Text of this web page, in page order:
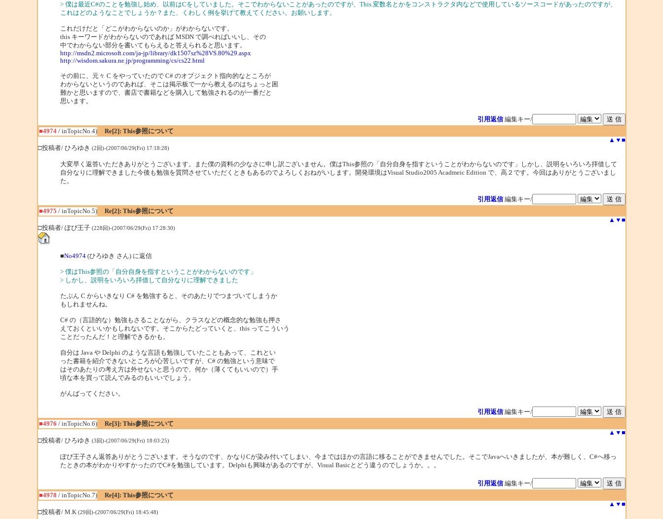
> 僕は最近C#のことを勉強し始め、以前はCをしていました。そこでわからないことがあったのですが、This.変数名とかをコンストラクタ内などで使用しているソースコードがあったのですが、
これはどのようなことでしょうか？また、くわしく例を挙げて教えてください。お願いします。
これだけだと「どこがわからないのか」がわからないです。
this キーワードがわからないのであれば MSDN で調べればいいし、その
中でわからない部分を書いてもらえると答えられると思います。
http://msdn2.microsoft.com/ja-jp/library/dk1507sz%28VS.80%29.aspx
http://wisdom.sakura.ne.jp/programming/cs/cs22.html
その前に、元々 C をやっていたので C# のオブジェクト指向的なところが
わからないというのであれば、そこは掲示板で一から教えるのはちょっと困
難かと思いますので、書店で書籍などを購入して勉強されるのが一番だと
思います。
引用返信 編集キー/
■4974/ inTopicNo.4)
Re[2]: This参照について
▲ ▼ ■
□投稿者/ ひろゆき (2回)-(2007/06/29(Fri) 17:18:28)
大変早く返答いただきありがとうございます。また僕の資料の少なさに申し訳ございません。僕はThis参照の「自分自身を指すということがわからないのです」しかし、説明をいろいろ拝借して
自分なりに理解できました今後も勉強を質問させていただくときもあるのでよろしくおねがいします。開発環境はVisual Studio2005 Acadmeic Edition で、高２です。今回はありがとうございまし
た。
引用返信 編集キー/
■4975 / inTopicNo.5)
Re[2]: This参照について
▲ ▼ ■
□投稿者/ ぽぴ王子 (228回)-(2007/06/29(Fri) 17:28:30)
■No4974(ひろゆき さん) に返信
> 僕はThis参照の「自分自身を指すということがわからないのです」
> しかし、説明をいろいろ拝借して自分なりに理解できました
たぶん C からいきなり C# を勉強すると、そのあたりでつまづいてしまうか
もしれませんね。
C# の（言語的な）勉強もさることながら、クラスなどの概念的な勉強も押さ
えておくといいかもしれないです。そこからたどっていくと、this ってこういう
ことだったんだ！と理解できるかも。
自分は Java や Delphi のような言語も勉強していたこともあって、これとい
った書籍を紹介できないところが心苦しいですが、C# の勉強という意味で
はそのあたりの考え方は外せないと思うので、何か（薄くてもいいので）手
頃な本を買って読んでみるのもいいでしょう。
がんばってください。
引用返信 編集キー/
■4976 / inTopicNo.6)
Re[3]: This参照について
▲ ▼ ■
□投稿者/ ひろゆき (3回)-(2007/06/29(Fri) 18:03:25)
ぽぴ王子さん返答ありがとうございます。そうなのです、かなりCが染み付いてしまい、今まではほかの言語に移ることができませんでした。そこでJavaへいきましたが、本が難しく、C#へ移っ
たときの本がわかりやすかったのでC#を勉強しています。Delphiも興味があるのですが、Visual Basicとどう違うのでしょうか。。。
引用返信 編集キー/
■4978 / inTopicNo.7)
Re[4]: This参照について
▲ ▼ ■
□投稿者/ M.K (29回)-(2007/06/29(Fri) 18:45:48)